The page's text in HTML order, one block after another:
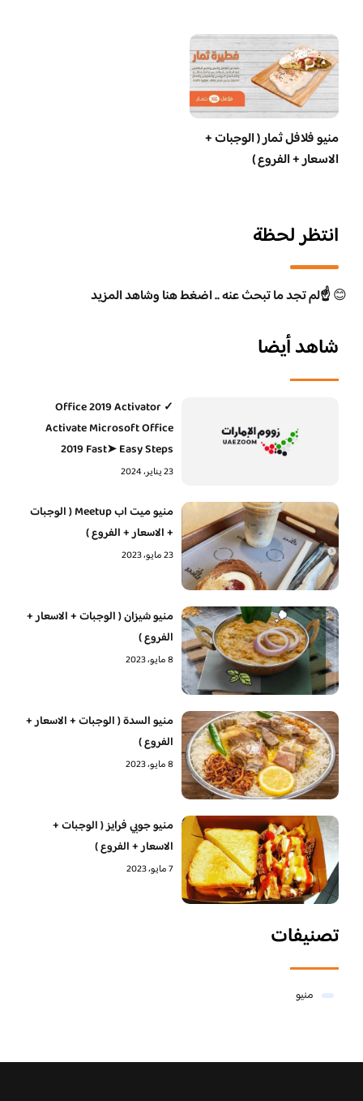
منيو فلافل ثمار ( الوجبات +
الاسعار + الفروع )
انتظر لحظة
😊☝️لم تجد ما تبحث عنه .. اضغط هنا وشاهد المزيد
شاهد أيضا
Office 2019 Activator ✓
Activate Microsoft Office
2019 Fast➤ Easy Steps
23 يناير، 2024
منيو ميت اب Meetup ( الوجبات
+ الاسعار + الفروع )
23 مايو، 2023
منيو شيزان ( الوجبات + الاسعار +
الفروع )
8 مايو، 2023
منيو السدة ( الوجبات + الاسعار +
الفروع )
8 مايو، 2023
منيو جوبي فرايز ( الوجبات +
الاسعار + الفروع )
7 مايو، 2023
تصنيفات
منيو